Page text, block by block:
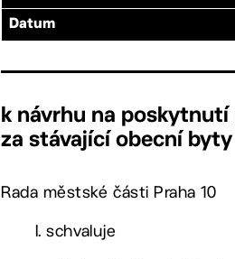
Datum
k návrhu na
za stávající obecní byty
Rada městské části Praha 10
I. schvaluje